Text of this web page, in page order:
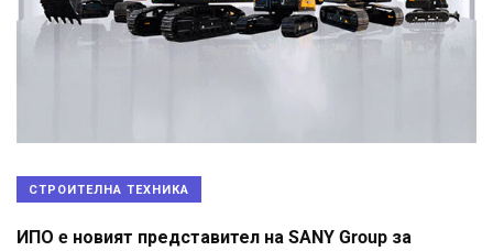
СТРОИТЕЛНА ТЕХНИКА
ИПО e новият представител на SANY Group за